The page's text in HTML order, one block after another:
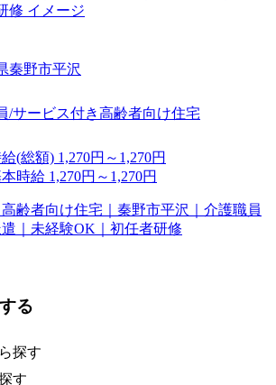
秦野市平沢
/サービス付き高齢者向け住宅
(総額) 1,270円～1,270円
時給 1,270円～1,270円
齢者向け住宅｜秦野市平沢｜介護職員
遣｜未経験OK｜初任者研修
る
探す
す